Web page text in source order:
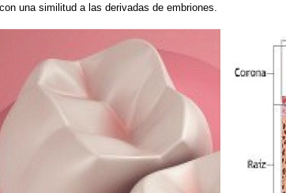
una similitud a las derivadas de embriones.